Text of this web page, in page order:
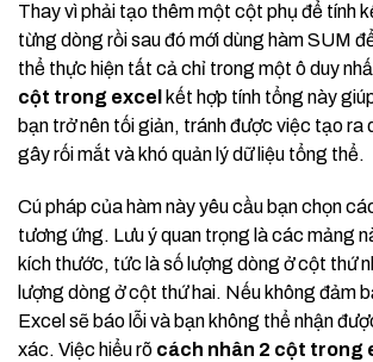
Thay vì phải tạo thêm một cột phụ để tính
từng dòng rồi sau đó mới dùng hàm SUM
thể thực hiện tất cả chỉ trong một ô duy
cột trong excel kết hợp tính tổng này
bạn trở nên tối giản, tránh được việc tạo ra
gây rối mắt và khó quản lý dữ liệu tổng thể.
Cú pháp của hàm này yêu cầu bạn chọn
tương ứng. Lưu ý quan trọng là các mảng
kích thước, tức là số lượng dòng ở cột thứ
lượng dòng ở cột thứ hai. Nếu không đảm
Excel sẽ báo lỗi và bạn không thể nhận
xác. Việc hiểu rõ cách nhân 2 cột trong